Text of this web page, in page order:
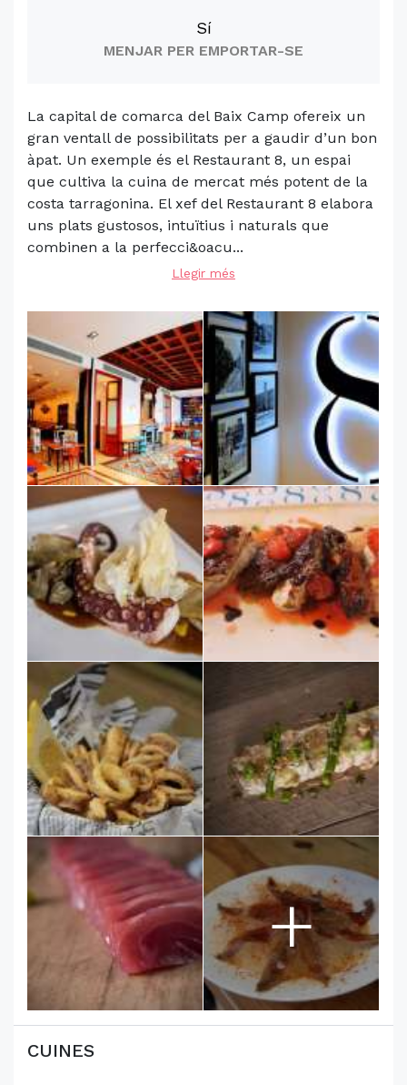
Sí
MENJAR PER EMPORTAR-SE
La capital de comarca del Baix Camp ofereix un
gran ventall de possibilitats per a gaudir d’un bon
àpat. Un exemple és el Restaurant 8, un espai
que cultiva la cuina de mercat més potent de la
costa tarragonina. El xef del Restaurant 8 elabora
uns plats gustosos, intuïtius i naturals que
combinen a la perfecci&oacu...
Llegir més
+
CUINES